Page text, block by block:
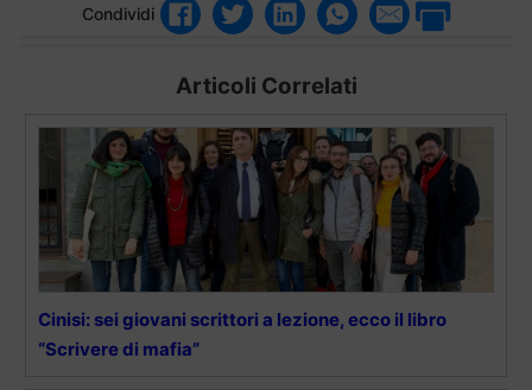
Condividi
Articoli Correlati
Cinisi: sei giovani scrittori a lezione, ecco il libro
“Scrivere di mafia”